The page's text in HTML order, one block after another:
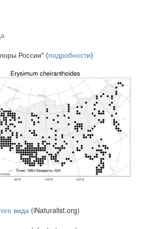
России" (подробности)
вида (iNaturalist.org)